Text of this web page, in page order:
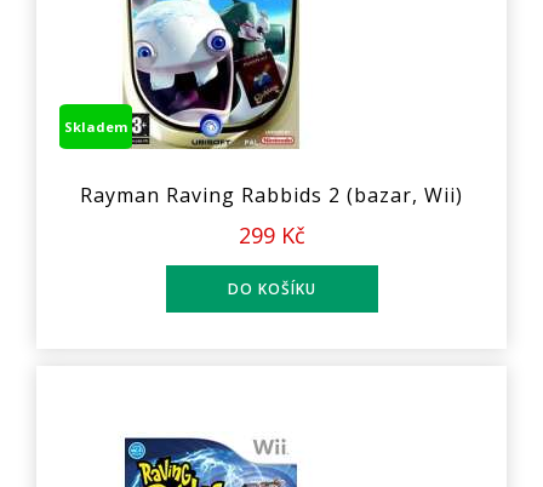
Skladem
Rayman Raving Rabbids 2 (bazar, Wii)
299 Kč